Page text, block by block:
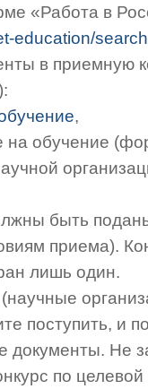
«Работа в
education/search
в приемную
,
обучение
быть
приема).
лишь один.
поступить, и
Не
по целевой